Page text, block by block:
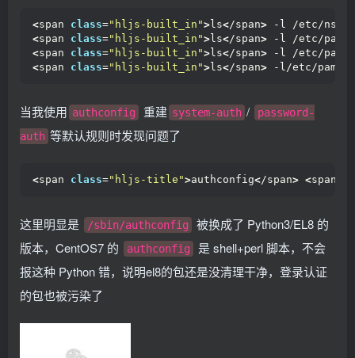
<span class="hljs-built_in"> ls</span> -l /etc/
<span class="hljs-built_in"> ls</span> -l /etc/pam.
<span class="hljs-built_in"> ls</span> -l /etc/pam.
<span class="hljs-built_in"> ls</span> -l/etc/pam.
当我使用 authconfig 重建 system-auth /
password-
auth 等默认规则时发现问题了
<span class="hljs-title">authconfig</span> <span
这里明显是 /sbin/authconfig
被换成了 Python3/EL8 的
版本，CentOS7 的
authconfig
是 shell+perl 脚本，不会
报这种 Python 错，说明el8的包还是没清理干净，登录认证
的包也被污染了